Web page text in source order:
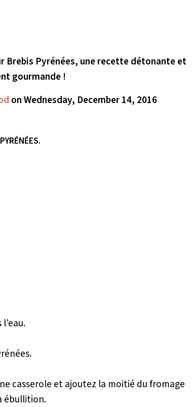
Brebis Pyrénées, une recette détonante et
gourmande !
on Wednesday, December 14, 2016
casserole et ajoutez la moitié du fromage
ébullition.